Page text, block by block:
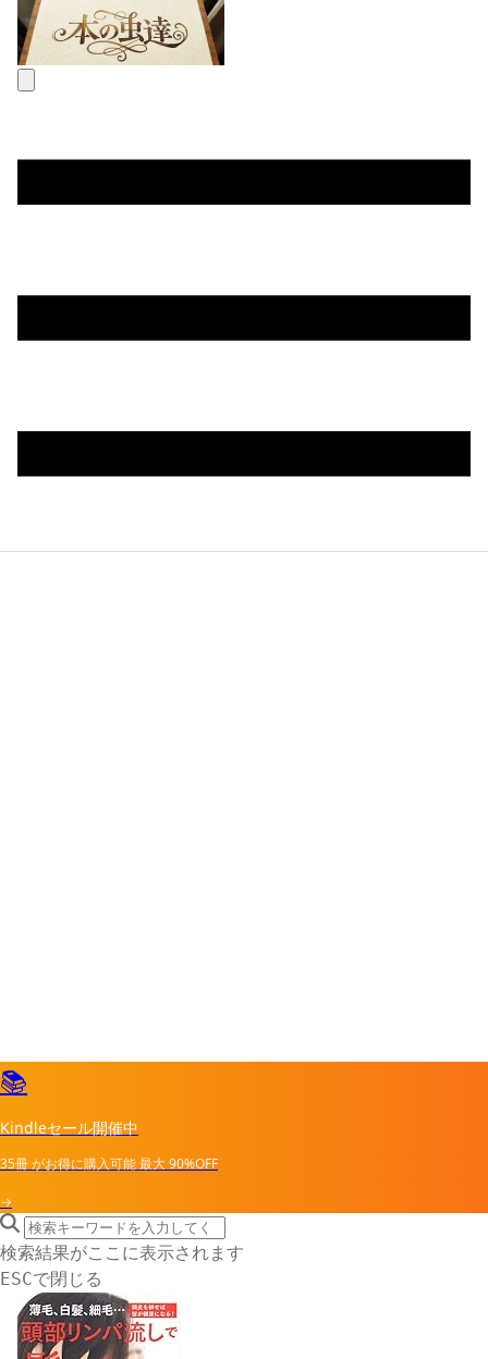
📚
Kindleセール開催中
35冊がお得に購入可能最大90%OFF
→
search icon
サイト内検索
検索結果がここに表示されます
ESCで閉じる